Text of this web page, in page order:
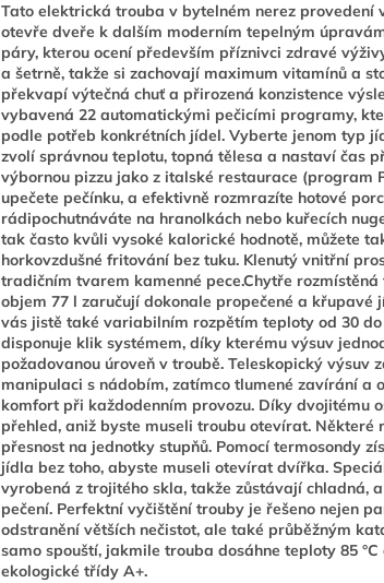
Tato elektrická trouba v bytelném nerez provedení
otevře dveře k dalším moderním tepelným
páry, kterou ocení především příznivci zdravé
a šetrně, takže si zachovají maximum vitamínů a
překvapí výtečná chuť a přirozená konzistence
vybavená 22 automatickými pečicími programy,
podle potřeb konkrétních jídel. Vyberte jenom typ
zvolí správnou teplotu, topná tělesa a nastaví čas
výbornou pizzu jako z italské restaurace (program
upečete pečínku, a efektivně rozmrazíte hotové
rádipochutnáváte na hranolkách nebo kuřecích
tak často kvůli vysoké kalorické hodnotě, můžete
horkovzdušné fritování bez tuku. Klenutý vnitřní
tradičním tvarem kamenné pece.Chytře
objem 77 l zaručují dokonale propečené a křupavé
vás jistě také variabilním rozpětím teploty od 30 do
disponuje klik systémem, díky kterému výsuv
požadovanou úroveň v troubě. Teleskopický výsuv
manipulaci s nádobím, zatímco tlumené zavírání a
komfort při každodenním provozu. Díky dvojitému
přehled, aniž byste museli troubu otevírat. Některé
přesnost na jednotky stupňů. Pomocí termosondy
jídla bez toho, abyste museli otevírat dvířka.
vyrobená z trojitého skla, takže zůstávají chladná,
pečení. Perfektní vyčištění trouby je řešeno nejen
odstranění větších nečistot, ale také průběžným
samo spouští, jakmile trouba dosáhne teploty 85
ekologické třídy A+.